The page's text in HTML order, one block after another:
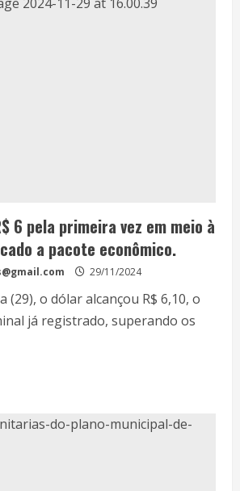
6 pela primeira vez em meio à
a pacote econômico.
29/11/2024
(29), o dólar alcançou R$ 6,10, o
já registrado, superando os